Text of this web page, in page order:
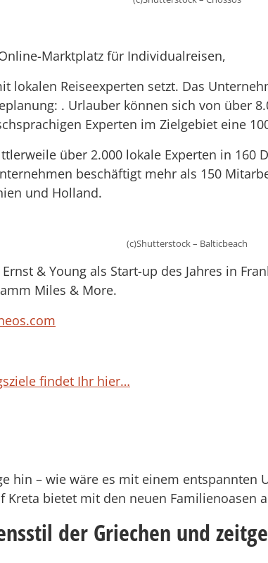
Marktplatz für Individualreisen,
lokalen Reiseexperten setzt. Das
. Urlauber können sich von über
Experten im Zielgebiet eine
über 2.000 lokale Experten in 160
beschäftigt mehr als 150
und Holland.
(c)Shutterstock – Balticbeach
& Young als Start-up des Jahres in
Miles & More.
findet Ihr hier…
hin – wie wäre es mit einem entspannten
Kreta bietet mit den neuen Familienoasen
der Griechen und